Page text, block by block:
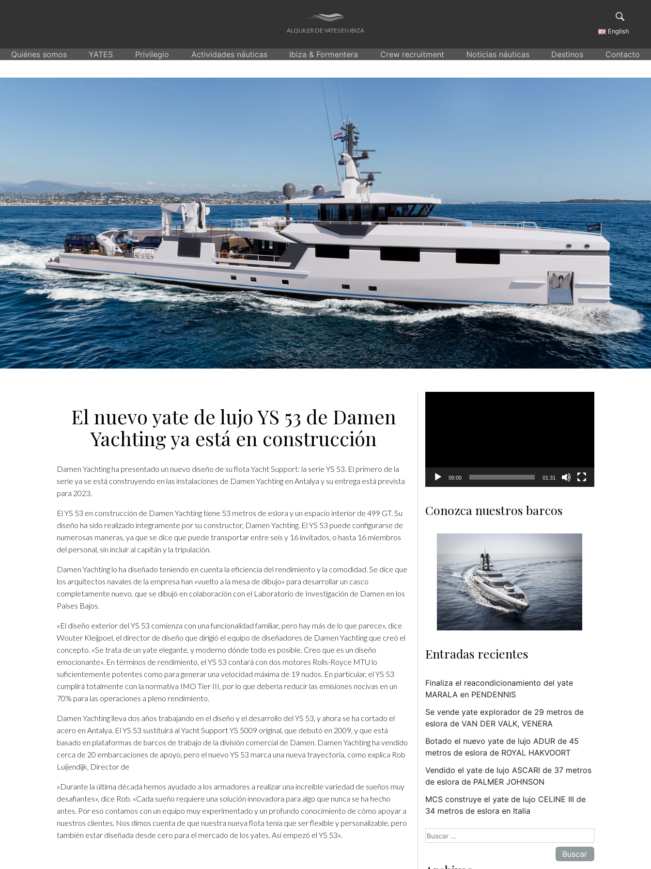
ALQUILER DE YATES EN IBIZA English
Quiénes somos YATES Privilegio Actividades náuticas Ibiza & Formentera Crew recruitment Noticias náuticas Destinos Contacto
El nuevo yate de lujo YS 53 de Damen
Yachting ya está en construcción
Damen Yachting ha presentado un nuevo diseño de su flota Yacht Support: la serie YS 53. El primero de la
serie ya se está construyendo en las instalaciones de Damen Yachting en Antalya y su entrega está prevista
para 2023.
El YS 53 en construcción de Damen Yachting tiene 53 metros de eslora y un espacio interior de 499 GT. Su
diseño ha sido realizado íntegramente por su constructor, Damen Yachting. El YS 53 puede configurarse de
numerosas maneras, ya que se dice que puede transportar entre seis y 16 invitados, o hasta 16 miembros
del personal, sin incluir al capitán y la tripulación.
Damen Yachting lo ha diseñado teniendo en cuenta la eficiencia del rendimiento y la comodidad. Se dice que
los arquitectos navales de la empresa han «vuelto a la mesa de dibujo» para desarrollar un casco
completamente nuevo, que se dibujó en colaboración con el Laboratorio de Investigación de Damen en los
Países Bajos.
«El diseño exterior del YS 53 comienza con una funcionalidad familiar, pero hay más de lo que parece», dice
Wouter Kleijpoel, el director de diseño que dirigió el equipo de diseñadores de Damen Yachting que creó el
concepto. «Se trata de un yate elegante, y moderno dónde todo es posible. Creo que es un diseño
emocionante». En términos de rendimiento, el YS 53 contará con dos motores Rolls-Royce MTU lo
suficientemente potentes como para generar una velocidad máxima de 19 nudos. En particular, el YS 53
cumplirá totalmente con la normativa IMO Tier III, por lo que debería reducir las emisiones nocivas en un
70% para las operaciones a pleno rendimiento.
Damen Yachting lleva dos años trabajando en el diseño y el desarrollo del YS 53, y ahora se ha cortado el
acero en Antalya. El YS 53 sustituirá al Yacht Support YS 5009 original, que debutó en 2009, y que está
basado en plataformas de barcos de trabajo de la división comercial de Damen. Damen Yachting ha vendido
cerca de 20 embarcaciones de apoyo, pero el nuevo YS 53 marca una nueva trayectoria, como explica Rob
Luijendijk, Director de
«Durante la última década hemos ayudado a los armadores a realizar una increíble variedad de sueños muy
desafiantes», dice Rob. «Cada sueño requiere una solución innovadora para algo que nunca se ha hecho
antes. Por eso contamos con un equipo muy experimentado y un profundo conocimiento de cómo apoyar a
nuestros clientes. Nos dimos cuenta de que nuestra nueva flota tenía que ser flexible y personalizable, pero
también estar diseñada desde cero para el mercado de los yates. Así empezó el YS 53».
00:00 01:31
Conozca nuestros barcos
Entradas recientes
Finaliza el reacondicionamiento del yate
MARALA en PENDENNIS
Se vende yate explorador de 29 metros de
eslora de VAN DER VALK, VENERA
Botado el nuevo yate de lujo ADUR de 45
metros de eslora de ROYAL HAKVOORT
Vendido el yate de lujo ASCARI de 37 metros
de eslora de PALMER JOHNSON
MCS construye el yate de lujo CELINE III de
34 metros de eslora en Italia
Buscar: